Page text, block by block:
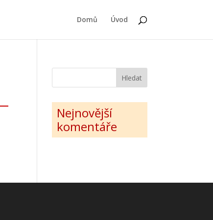
Domů Úvod
Nejnovější
komentáře